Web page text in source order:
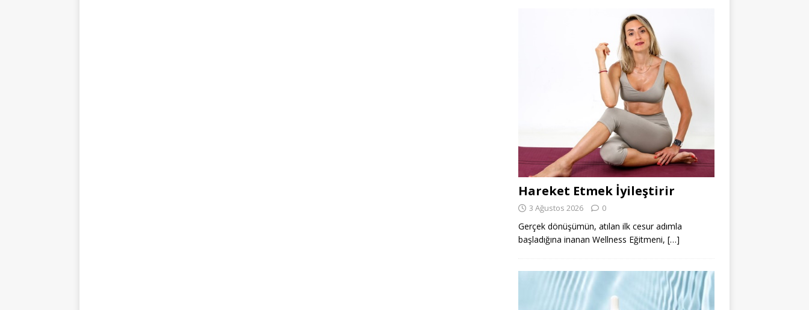
Hareket Etmek İyileştirir
3 Ağustos 2026 0
Gerçek dönüşümün, atılan ilk cesur adımla
başladığına inanan Wellness Eğitmeni, […]